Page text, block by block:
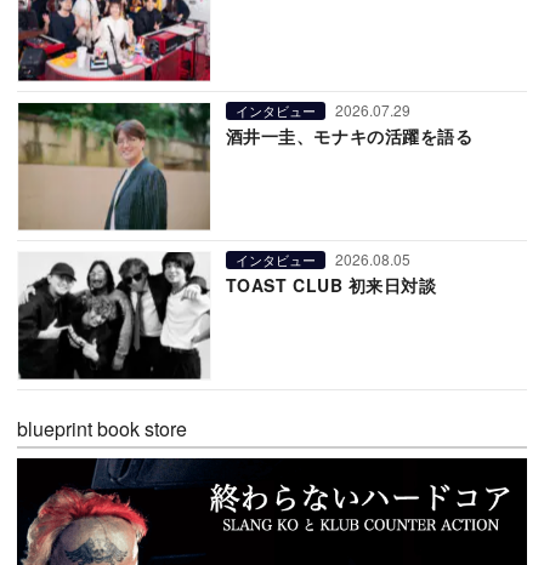
インタビュー 2026.07.29
酒井一圭、モナキの活躍を語る
インタビュー 2026.08.05
TOAST CLUB 初来日対談
blueprint book store